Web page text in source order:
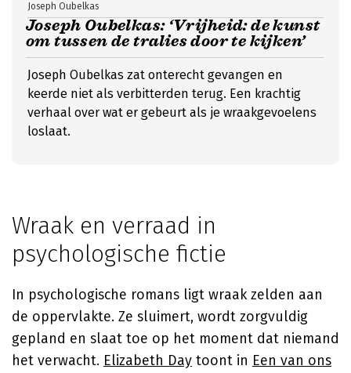
Joseph Oubelkas: ‘Vrijheid: de kunst
om tussen de tralies door te kijken’
Joseph Oubelkas
Joseph Oubelkas zat onterecht gevangen en
keerde niet als verbitterden terug. Een krachtig
verhaal over wat er gebeurt als je wraakgevoelens
loslaat.
Wraak en verraad in
psychologische fictie
In psychologische romans ligt wraak zelden aan
de oppervlakte. Ze sluimert, wordt zorgvuldig
gepland en slaat toe op het moment dat niemand
het verwacht. Elizabeth Day toont in Een van ons